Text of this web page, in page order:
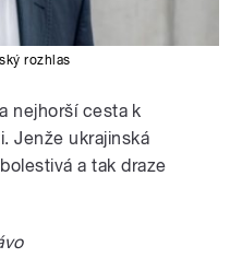
rozhlas
nejhorší cesta k
Jenže ukrajinská
a tak draze